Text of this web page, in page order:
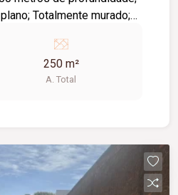
Totalmente murado;
250 m²
A. Total